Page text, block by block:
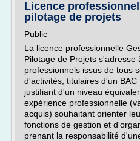
Licence
pilotage de projets
Public
La licence professionnelle
Pilotage de Projets s'adresse
professionnels issus de tous
d'activités, titulaires d'un BAC
justifiant d'un niveau
expérience professionnelle
acquis) souhaitant orienter
fonctions de gestion et
prenant la responsabilité